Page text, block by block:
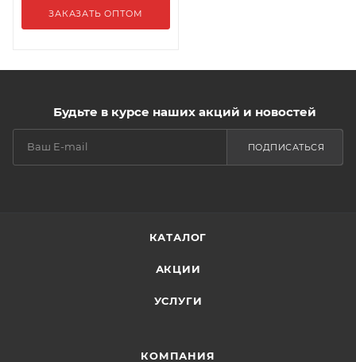
ЗАКАЗАТЬ ОПТОМ
Будьте в курсе наших акций и новостей
ПОДПИСАТЬСЯ
КАТАЛОГ
АКЦИИ
УСЛУГИ
КОМПАНИЯ